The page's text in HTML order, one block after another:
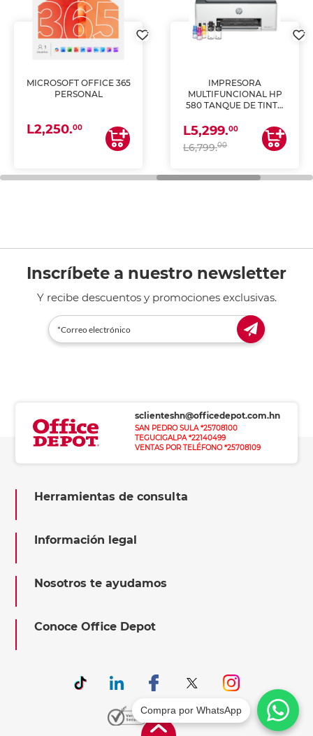
MICROSOFT OFFICE 365
PERSONAL
L2,250.00
IMPRESORA
MULTIFUNCIONAL HP
580 TANQUE DE TINTA
ESCANEA)
L5,299.00
L6,799.00
Inscríbete a nuestro newsletter
Y recibe descuentos y promociones exclusivas.
sclienteshn@officedepot.com.hn
SAN PEDRO SULA *25708100
TEGUCIGALPA *22140499
VENTAS POR TELÉFONO *25708109
Herramientas de consulta
Información legal
Nosotros te ayudamos
Conoce Office Depot
Compra por WhatsApp